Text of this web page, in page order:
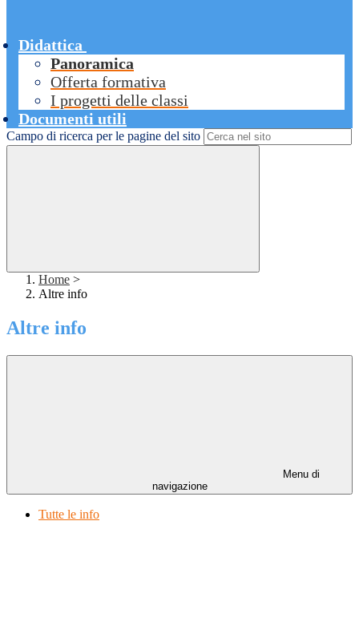
Didattica
Panoramica
Offerta formativa
I progetti delle classi
Documenti utili
Campo di ricerca per le pagine del sito
Home >
Altre info
Altre info
Menu di
navigazione
Tutte le info